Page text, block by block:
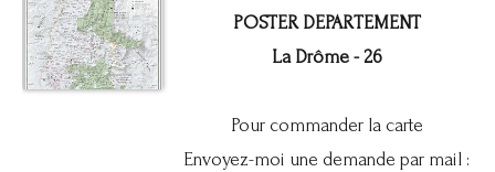
POSTER DEPARTEMENT
La Drôme - 26
Pour commander la carte
Envoyez-moi une demande par mail :